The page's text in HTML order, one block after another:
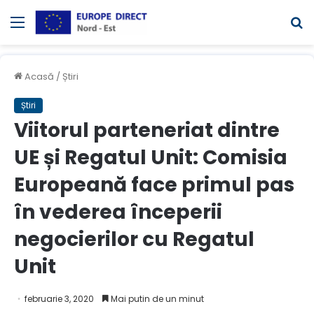
Meniul
Acasă / Știri
Știri
Viitorul parteneriat dintre
UE și Regatul Unit: Comisia
Europeană face primul pas
în vederea începerii
negocierilor cu Regatul
Unit
februarie 3, 2020 Mai putin de un minut